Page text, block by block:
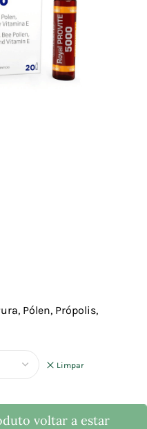
Pólen, Própolis,
Limpar
voltar a estar